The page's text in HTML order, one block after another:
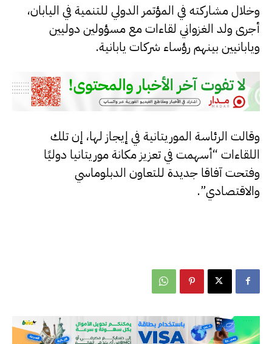
وخلال مشاركته في المؤتمر الدولي للتنمية في اليابان،
أجرى ولد الغزواني لقاءات مع مسؤولين دوليين
ويابانيين بينهم رؤساء شركات يابانية.
وقالت الرئاسة الموريتانية في إيجاز لها، إن تلك
اللقاءات “أسهمت في تعزيز مكانة موريتانيا دوليًا
وفتحت آفاقا جديدة للتعاون الدبلوماسي
والاقتصادي”.